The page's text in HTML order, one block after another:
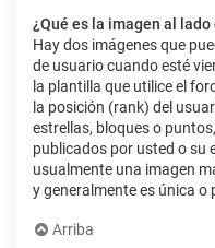
¿Qué es la imagen al
Hay dos imágenes que
de usuario cuando esté
la plantilla que utilice el
la posición (rank) del
estrellas, bloques o
publicados por usted o su
usualmente una imagen
y generalmente es única
Arriba